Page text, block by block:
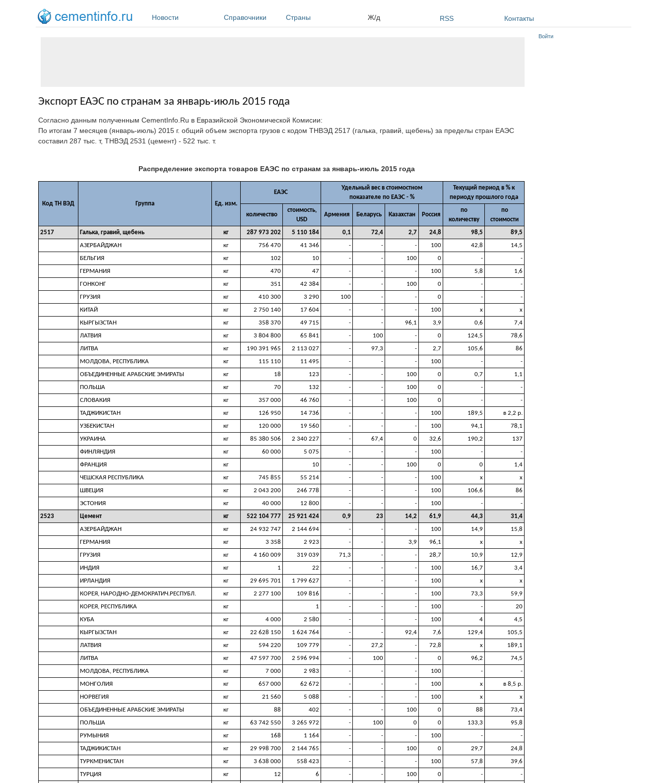
Новости
Справочники Страны Ж/д RSS Контакты
Экспорт ЕАЭС по странам за январь-июль 2015 года
Согласно данным полученным CementInfo.Ru в Евразийской Экономической Комисии:
По итогам 7 месяцев (январь-июль) 2015 г. общий объем экспорта грузов с кодом ТНВЭД 2517 (галька, гравий, щебень) за пределы стран ЕАЭС
составил 287 тыс. т, ТНВЭД 2531 (цемент) - 522 тыс. т.
Распределение экспорта товаров ЕАЭС по странам за январь-июль 2015 года
Код ТН ВЭД Группа Ед. изм.
ЕАЭС
Удельный вес в стоимостном
показателе по ЕАЭС - %
Текущий период в % к
периоду прошлого года
количество
стоимость,
USD
Армения Беларусь Казахстан Россия
по
количеству
по
стоимости
2517
Галька, гравий, щебень кг 287 973 202 5 110 184 0,1 72,4 2,7 24,8 98,5
89,5
АЗЕРБАЙДЖАН
кг 756 470 41 346 - - - 100 42,8
14,5
БЕЛЬГИЯ
кг 102 10 - - 100 0 -
-
ГЕРМАНИЯ
кг 470 47 - - - 100 5,8
1,6
ГОНКОНГ
кг 351 42 384 - - 100 0 -
-
ГРУЗИЯ
кг 410 300 3 290 100 - - 0 -
-
КИТАЙ
кг 2 750 140 17 604 - - - 100 x
x
КЫРГЫЗСТАН
кг 358 370 49 715 - - 96,1 3,9 0,6
7,4
ЛАТВИЯ
кг 3 804 800 65 841 - 100 - 0 124,5
78,6
ЛИТВА
кг 190 391 965 2 113 027 - 97,3 - 2,7 105,6
86
МОЛДОВА, РЕСПУБЛИКА
кг 115 110 11 495 - - - 100 -
-
ОБЪЕДИНЕННЫЕ АРАБСКИЕ ЭМИРАТЫ
кг 18 123 - - 100 0 0,7
1,1
ПОЛЬША
кг 70 132 - - 100 0 -
-
СЛОВАКИЯ
кг 357 000 46 760 - - 100 0 -
-
ТАДЖИКИСТАН
кг 126 950 14 736 - - - 100 189,5
в 2,2 р.
УЗБЕКИСТАН
кг 120 000 19 560 - - - 100 94,1
78,1
УКРАИНА
кг 85 380 506 2 340 227 - 67,4 0 32,6 190,2
137
ФИНЛЯНДИЯ
кг 60 000 5 075 - - - 100 -
-
ФРАНЦИЯ
кг 10 - - 100 0 0
1,4
ЧЕШСКАЯ РЕСПУБЛИКА
кг 745 855 55 214 - - - 100 x
x
ШВЕЦИЯ
кг 2 043 200 246 778 - - - 100 106,6
86
ЭСТОНИЯ
кг 40 000 12 800 - - - 100 -
-
2523
Цемент кг 522 104 777 25 921 424 0,9 23 14,2 61,9 44,3
31,4
АЗЕРБАЙДЖАН
кг 24 932 747 2 144 694 - - - 100 14,9
15,8
ГЕРМАНИЯ
кг 3 358 2 923 - - 3,9 96,1 x
x
ГРУЗИЯ
кг 4 160 009 319 039 71,3 - - 28,7 10,9
12,9
ИНДИЯ
кг 1 22 - - - 100 16,7
3,4
ИРЛАНДИЯ
кг 29 695 701 1 799 627 - - - 100 x
x
КОРЕЯ, НАРОДНО-ДЕМОКРАТИЧ.РЕСПУБЛ.
кг 2 277 100 109 816 - - - 100 73,3
59,9
КОРЕЯ, РЕСПУБЛИКА
кг 1 - - - 100 -
20
КУБА
кг 4 000 2 580 - - - 100 4
4,5
КЫРГЫЗСТАН
кг 22 628 150 1 624 764 - - 92,4 7,6 129,4
105,5
ЛАТВИЯ
кг 594 220 109 779 - 27,2 - 72,8 x
189,1
ЛИТВА
кг 47 597 700 2 596 994 - 100 - 0 96,2
74,5
МОЛДОВА, РЕСПУБЛИКА
кг 7 000 2 983 - - - 100 -
-
МОНГОЛИЯ
кг 657 000 62 672 - - - 100 x
в 8,5 р.
НОРВЕГИЯ
кг 21 560 5 088 - - - 100 x
x
ОБЪЕДИНЕННЫЕ АРАБСКИЕ ЭМИРАТЫ
кг 88 402 - - 100 0 88
73,4
ПОЛЬША
кг 63 742 550 3 265 972 - 100 0 0 133,3
95,8
РУМЫНИЯ
кг 168 1 164 - - - 100 -
-
ТАДЖИКИСТАН
кг 29 998 700 2 144 765 - - 100 0 29,7
24,8
ТУРКМЕНИСТАН
кг 3 638 000 558 423 - - - 100 57,8
39,6
ТУРЦИЯ
кг 12 6 - - 100 0 -
-
Войти